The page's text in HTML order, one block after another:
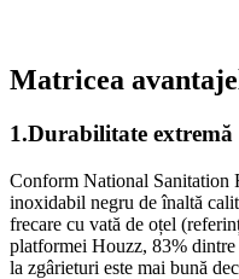
Matricea
1.Durabilitate extremă
Conform National Sanitation
inoxidabil negru de înaltă
frecare cu vată de oțel
platformei Houzz, 83% dintre
la zgârieturi este mai bună